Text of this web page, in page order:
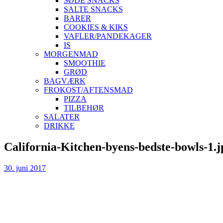
SALTE SNACKS
BARER
COOKIES & KIKS
VAFLER/PANDEKAGER
IS
MORGENMAD
SMOOTHIE
GRØD
BAGVÆRK
FROKOST/AFTENSMAD
PIZZA
TILBEHØR
SALATER
DRIKKE
Skip
to
California-Kitchen-byens-bedste-bowls-
30. juni 2017